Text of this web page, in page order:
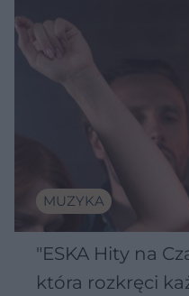
MUZYKA
"ESKA Hity na
która rozkręci